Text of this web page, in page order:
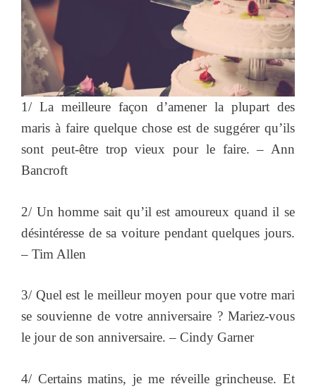
1/ La meilleure façon d’amener la plupart des
maris à faire quelque chose est de suggérer qu’ils
sont peut-être trop vieux pour le faire. – Ann
Bancroft
2/ Un homme sait qu’il est amoureux quand il se
désintéresse de sa voiture pendant quelques jours.
– Tim Allen
3/ Quel est le meilleur moyen pour que votre mari
se souvienne de votre anniversaire ? Mariez-vous
le jour de son anniversaire. – Cindy Garner
4/ Certains matins, je me réveille grincheuse. Et